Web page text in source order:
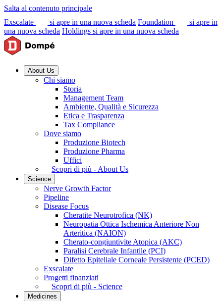
Salta al contenuto principale
Exscalate
si apre in una nuova scheda Foundation
si apre in
una nuova scheda Holdings si apre in una nuova scheda
About Us
Chi siamo
Storia
Management Team
Ambiente, Qualità e Sicurezza
Etica e Trasparenza
Tax Compliance
Dove siamo
Produzione Biotech
Produzione Pharma
Uffici
Scopri di più - About Us
Science
Nerve Growth Factor
Pipeline
Disease Focus
Cheratite Neurotrofica (NK)
Neuropatia Ottica Ischemica Anteriore Non
Arteritica (NAION)
Cherato-congiuntivite Atopica (AKC)
Paralisi Cerebrale Infantile (PCI)
Difetto Epiteliale Corneale Persistente (PCED)
Exscalate
Progetti finanziati
Scopri di più - Science
Medicines